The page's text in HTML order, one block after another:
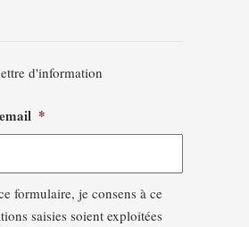
d'information
*
formulaire, je consens à ce
saisies soient exploitées